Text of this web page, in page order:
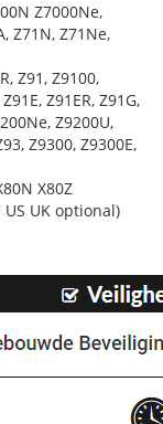
Z7000Ne,
Z71N, Z71Ne,
Z91, Z9100,
Z91ER, Z91G,
Z9200U,
Z9300, Z9300E,
X80Z
UK optional)